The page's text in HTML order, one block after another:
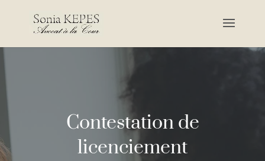
Contestation de
licenciement